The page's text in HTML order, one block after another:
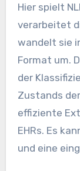
Hier spielt
verarbeitet
wandelt sie
Format um.
der
Zustands
effiziente
EHRs. Es
und eine